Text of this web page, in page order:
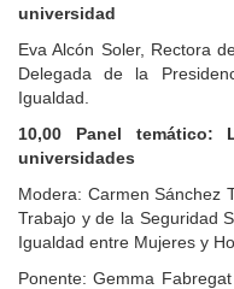
universidad
Eva Alcón Soler, Rectora
Delegada de la
Igualdad.
10,00
Panel temático:
universidades
Modera: Carmen Sánchez
Trabajo y de la Seguridad
Igualdad entre Mujeres y
Ponente: Gemma